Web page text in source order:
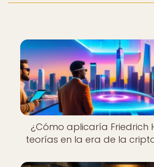
¿Cómo aplicaría Friedrich
teorías en la era de la